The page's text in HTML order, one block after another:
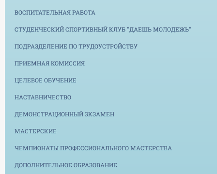
ВОСПИТАТЕЛЬНАЯ РАБОТА
СТУДЕНЧЕСКИЙ СПОРТИВНЫЙ КЛУБ "ДАЕШЬ МОЛОДЕЖЬ"
ПОДРАЗДЕЛЕНИЕ ПО ТРУДОУСТРОЙСТВУ
ПРИЕМНАЯ КОМИССИЯ
ЦЕЛЕВОЕ ОБУЧЕНИЕ
НАСТАВНИЧЕСТВО
ДЕМОНСТРАЦИОННЫЙ ЭКЗАМЕН
МАСТЕРСКИЕ
ЧЕМПИОНАТЫ ПРОФЕССИОНАЛЬНОГО МАСТЕРСТВА
ДОПОЛНИТЕЛЬНОЕ ОБРАЗОВАНИЕ